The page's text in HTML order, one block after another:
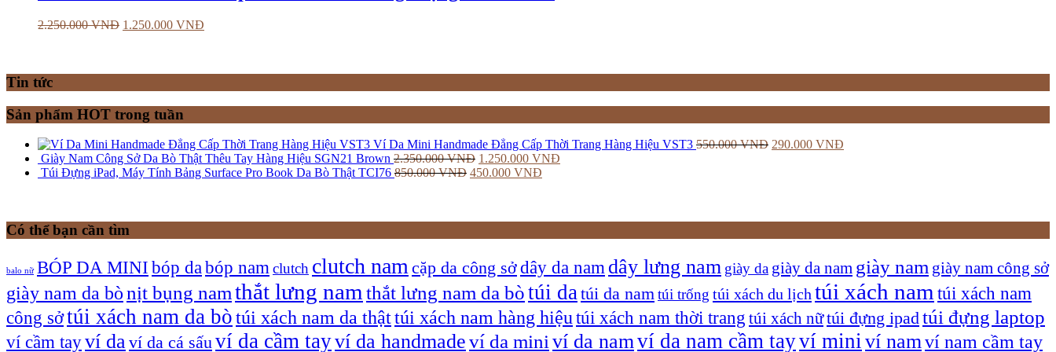
2.250.000VNĐ 1.250.000 VNĐ
Tin tức
Sản phẩm HOT trong tuần
Ví Da Mini Handmade Đẳng Cấp Thời Trang Hàng Hiệu VST3 550.000VNĐ 290.000 VNĐ
Giày Nam Công Sở Da Bò Thật Thêu Tay Hàng Hiệu SGN21 Brown 2.350.000VNĐ 1.250.000 VNĐ
Túi Đựng iPad, Máy Tính Bảng Surface Pro Book Da Bò Thật TCI76 850.000VNĐ 450.000 VNĐ
Có thể bạn cần tìm
balo nữ BÓP DA MINI bóp da bóp nam clutch clutch nam cặp da công sởdây da nam dây lưng nam giày da giày da nam giày nam giày nam công sở
giày nam da bònịt bụng namthắt lưng nam thắt lưng nam da bòtúi da túi da namtúi trống túi xách du lịch túi xách nam túi xách nam
công sởtúi xách nam da bòtúi xách nam da thậttúi xách nam hàng hiệu túi xách nam thời trang túi xách nữtúi đựng ipadtúi đựng laptop
ví cầm tayví daví da cá sấu ví da cầm tayví da handmadeví da mini ví da namví da nam cầm tayví mini ví namví nam cầm tay